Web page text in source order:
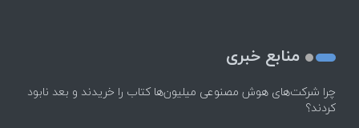
منابع خبری
چرا شرکت‌های هوش مصنوعی میلیون‌ها کتاب را خریدند و بعد نابود
کردند؟